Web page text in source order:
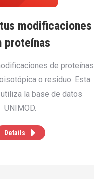
modificaciones
proteínas
de proteínas
o residuo. Esta
la base de datos
UNIMOD.
Details